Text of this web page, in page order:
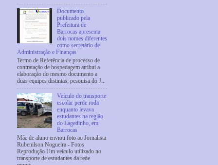
Documento
publicado pela
Prefeitura de
Barrocas apresenta
dois nomes diferentes
como secretário de
Administração e Finanças
Termo de Referência de processo de
contratação de hospedagem atribui a
elaboração do mesmo documento a
duas equipes distintas; pesquisa do J...
Veículo do transporte
escolar perde roda
enquanto levava
estudantes na região
do Lagedinho, em
Barrocas
Mãe de aluno enviou foto ao Jornalista
Rubenilson Nogueira - Fotos
Reprodução Um veículo utilizado no
transporte de estudantes da rede